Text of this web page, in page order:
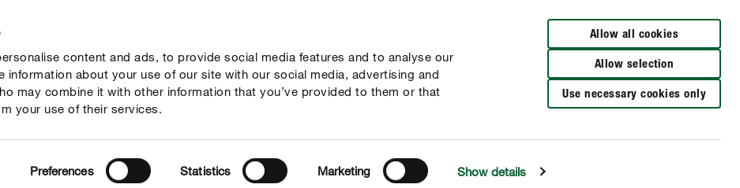
content and ads, to provide social media features and to analyse our
information about your use of our site with our social media, advertising and
may combine it with other information that you’ve provided to them or that
your use of their services.
Preferences Statistics Marketing Show details
Allow all cookies
Allow selection
Use necessary cookies only
Ratgeber Themenwelten Service Unternehmen
COMPO Gartendünger Blaukorn® flüssig